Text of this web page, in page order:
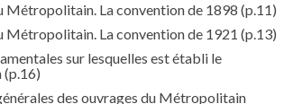
Métropolitain. La convention de 1898 (p.11)
Métropolitain. La convention de 1921 (p.13)
sur lesquelles est établi le
(p.16)
des ouvrages du Métropolitain